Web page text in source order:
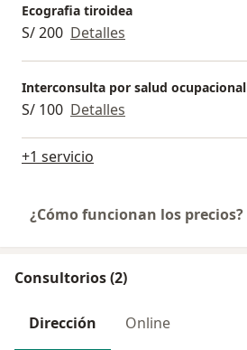
Ecografia tiroidea
S/ 200 Detalles
Interconsulta por salud ocupacional
S/ 100 Detalles
+1 servicio
¿Cómo funcionan los precios?
Consultorios (2)
Dirección Online